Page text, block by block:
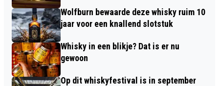
Wolfburn bewaarde deze whisky ruim 10
jaar voor een knallend slotstuk
Whisky in een blikje? Dat is er nu
gewoon
Op dit whiskyfestival is in september